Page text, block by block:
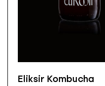
Eliksir Kombucha